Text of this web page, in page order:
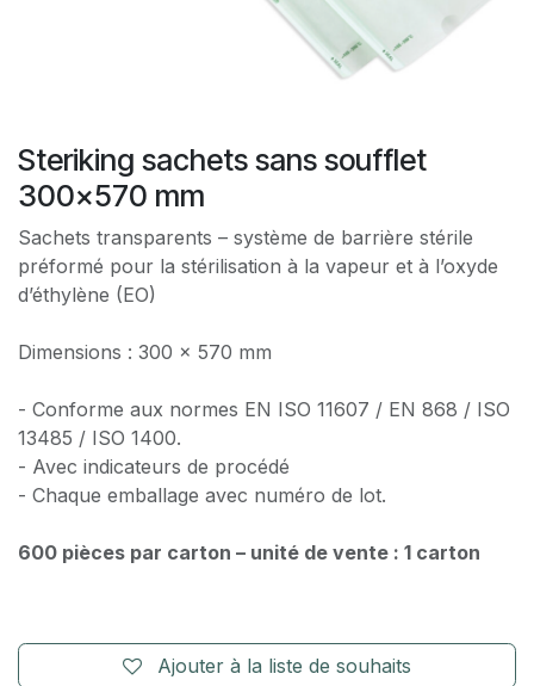
Steriking sachets sans soufflet
300x570 mm
Sachets transparents – système de barrière stérile
préformé pour la stérilisation à la vapeur et à l’oxyde
d’éthylène (EO)
Dimensions : 300 x 570 mm
- Conforme aux normes EN ISO 11607 / EN 868 / ISO
13485 / ISO 1400.
- Avec indicateurs de procédé
- Chaque emballage avec numéro de lot.
600 pièces par carton – unité de vente : 1 carton
Ajouter à la liste de souhaits